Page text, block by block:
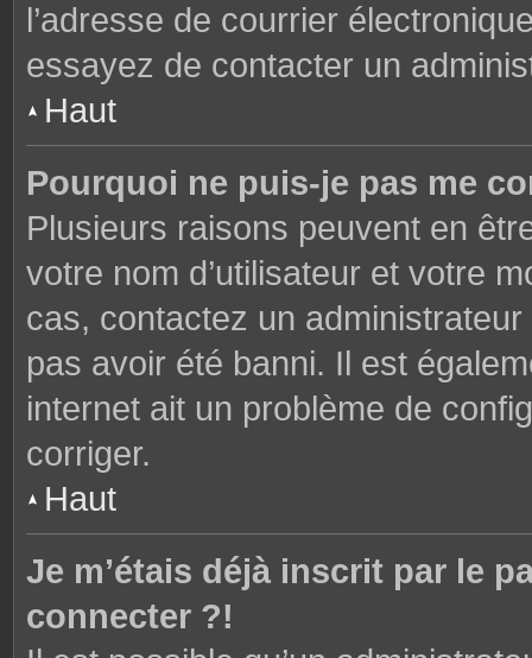
l’adresse de courrier
essayez de contacter un
Haut
Pourquoi ne puis-je pas me
Plusieurs raisons peuvent en
votre nom d’utilisateur et votre
cas, contactez un
pas avoir été banni. Il est
internet ait un problème de
corriger.
Haut
Je m’étais déjà inscrit par le
connecter ?!